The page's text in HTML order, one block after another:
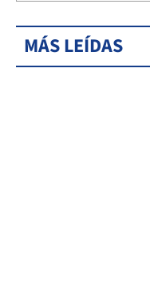
MÁS LEÍDAS